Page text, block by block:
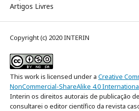
Artigos Livres
Copyright (c) 2020 INTERIN
This work is licensed under a Creative
NonCommercial-ShareAlike 4.0
Interin os direitos autorais de publicação
consultarei o editor científico da revista